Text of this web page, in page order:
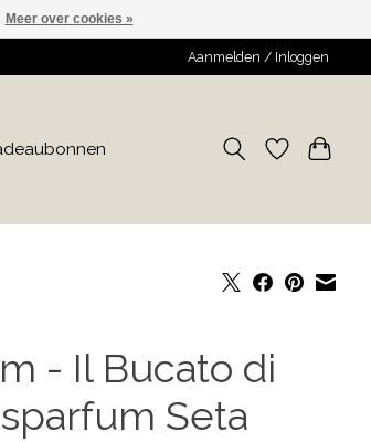
Aanmelden / Inloggen
- Il Bucato di
Seta
Meer over cookies »